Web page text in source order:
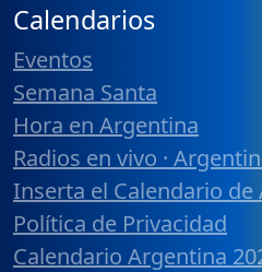
Calendarios
Eventos
Semana Santa
Hora en Argentina
Radios en vivo ·
Inserta el Calendario
Política de Privacidad
Calendario Argentina